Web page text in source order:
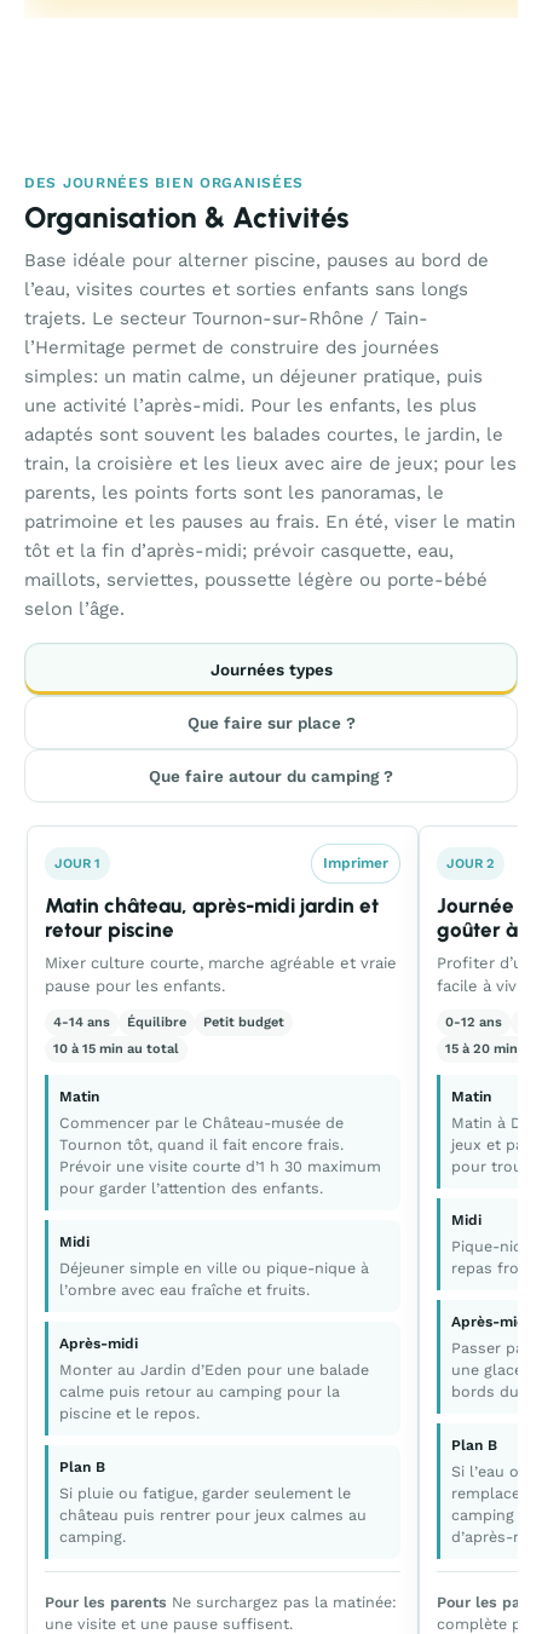
DES JOURNÉES BIEN ORGANISÉES
Organisation & Activités
Base idéale pour alterner piscine, pauses au bord de
l’eau, visites courtes et sorties enfants sans longs
trajets. Le secteur Tournon-sur-Rhône / Tain-
l’Hermitage permet de construire des journées
simples: un matin calme, un déjeuner pratique, puis
une activité l’après-midi. Pour les enfants, les plus
adaptés sont souvent les balades courtes, le jardin, le
train, la croisière et les lieux avec aire de jeux; pour les
parents, les points forts sont les panoramas, le
patrimoine et les pauses au frais. En été, viser le matin
tôt et la fin d’après-midi; prévoir casquette, eau,
maillots, serviettes, poussette légère ou porte-bébé
selon l’âge.
Journées types
Que faire sur place ?
Que faire autour du camping ?
JOUR 1 Imprimer
Matin château, après-midi jardin et
retour piscine
Mixer culture courte, marche agréable et vraie
pause pour les enfants.
4-14 ans Équilibre
Petit budget
10 à 15 min au total
Matin
Commencer par le Château-musée de
Tournon tôt, quand il fait encore frais.
Prévoir une visite courte d’1 h 30 maximum
pour garder l’attention des enfants.
Midi
Déjeuner simple en ville ou pique-nique à
l’ombre avec eau fraîche et fruits.
Après-midi
Monter au Jardin d’Eden pour une balade
calme puis retour au camping pour la
piscine et le repos.
Plan B
Si pluie ou fatigue, garder seulement le
château puis rentrer pour jeux calmes au
camping.
Pour les parents Ne surchargez pas la matinée:
une visite et une pause suffisent.
JOUR 2
Journée
goûter à
Profiter
facile à vivre.
0-12 ans
15 à 20 min
Matin
Matin à
jeux et
pour
Midi
Pique-
repas froid
Après-midi
Passer par
une glace
bords du
Plan B
Si l’eau ou
remplacer
camping
d’après-
Pour les
complète